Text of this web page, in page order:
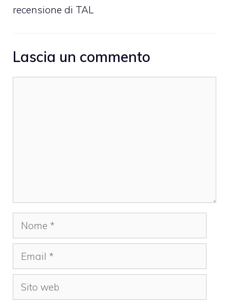
recensione di TAL
Lascia un commento
Nome
Email
Sito
web